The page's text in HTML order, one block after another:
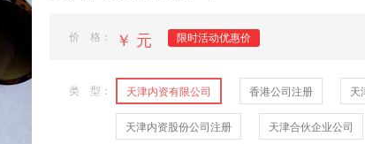
价 格： ￥ 元 限时活动优惠价
类 型： 天津内资有限公司 香港公司注册 天
天津内资股份公司注册 天津合伙企业公司